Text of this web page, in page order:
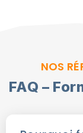
NOS
FAQ –